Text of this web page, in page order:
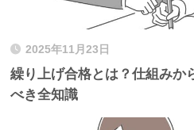
2025年11月23日
繰り上げ合格とは？仕組みか
べき全知識